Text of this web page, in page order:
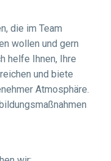
die im Team
wollen und gern
helfe Ihnen, Ihre
und biete
Atmosphäre.